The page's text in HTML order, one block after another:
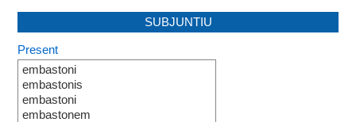
SUBJUNTIU
Present
embastoni
embastonis
embastoni
embastonem